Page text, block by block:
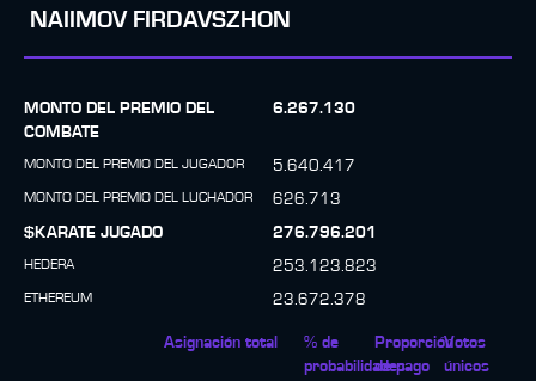
NAIIMOV FIRDAVSZHON
MONTO DEL PREMIO DEL
COMBATE
6.267.130
MONTO DEL PREMIO DEL JUGADOR 5.640.417
MONTO DEL PREMIO DEL LUCHADOR
626.713
$KARATE JUGADO
276.796.201
HEDERA 253.123.823
ETHEREUM 23.672.378
Asignación total
% de
probabilidades
Proporción
de pago
Votos
únicos